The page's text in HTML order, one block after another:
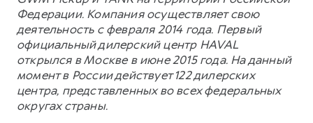
Федерации. Компания осуществляет свою
деятельность с февраля 2014 года. Первый
официальный дилерский центр HAVAL
открылся в Москве в июне 2015 года. На данный
момент в России действует 122 дилерских
центра, представленных во всех федеральных
округах страны.